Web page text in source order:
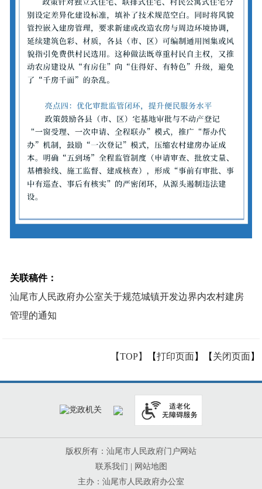
关联稿件：
汕尾市人民政府办公室关于规范城镇开发边界内农村建房
管理的通知
【TOP】 【打印页面】【 关闭页面】
版权所有：汕尾市人民政府门户网站
联系我们
网站地图
主办：汕尾市人民政府办公室